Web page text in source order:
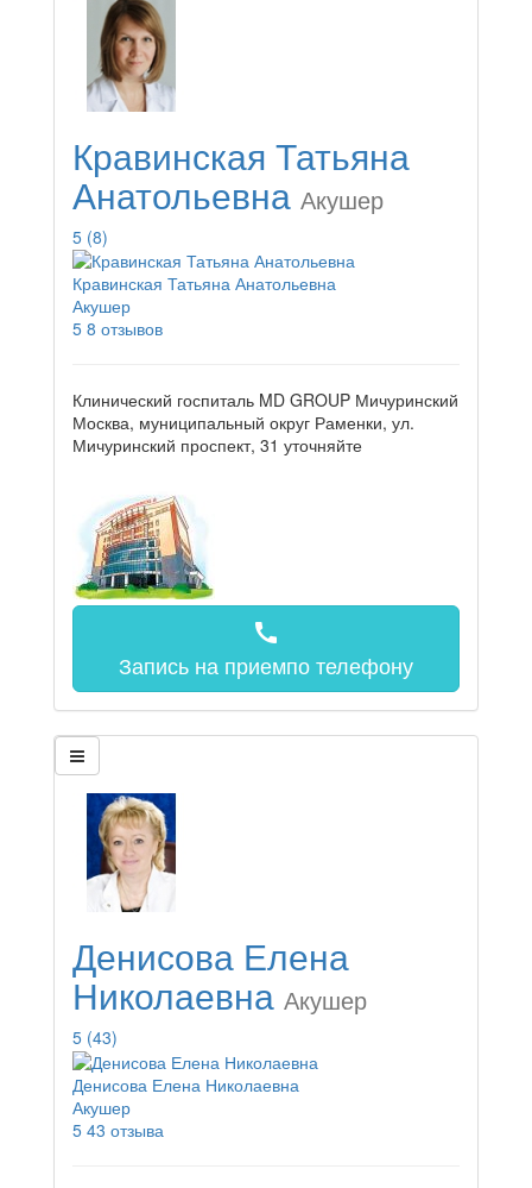
Кравинская Татьяна
Анатольевна Акушер
5 (8)
Кравинская Татьяна Анатольевна
Акушер
5 8 отзывов
Клинический госпиталь MD GROUP Мичуринский
Москва, муниципальный округ Раменки, ул.
Мичуринский проспект, 31 уточняйте
call
Запись на приемпо телефону
Денисова Елена
Николаевна Акушер
5 (43)
Денисова Елена Николаевна
Акушер
5 43 отзыва